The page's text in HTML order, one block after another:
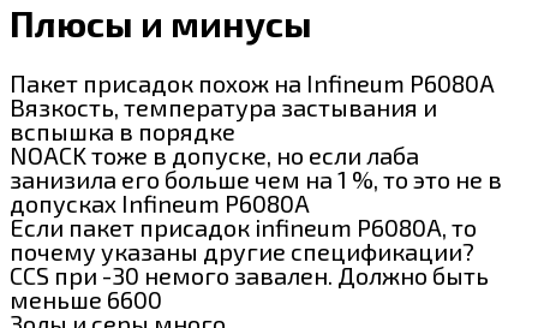
Плюсы и минусы
Пакет присадок похож на Infineum P6080A
Вязкость, температура застывания и
вспышка в порядке
NOACK тоже в допуске, но если лаба
занизила его больше чем на 1 %, то это не в
допусках Infineum P6080A
Если пакет присадок infineum P6080A, то
почему указаны другие спецификации?
CCS при -30 немого завален. Должно быть
меньше 6600